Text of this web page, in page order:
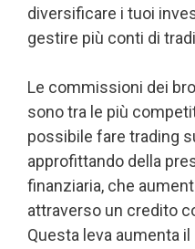
diversificare i tuoi
gestire più conti di
Le commissioni dei
sono tra le più
possibile fare trading
approfittando della
finanziaria, che
attraverso un credito
Questa leva aumenta